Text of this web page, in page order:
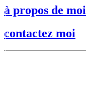
à propos de moi
contactez moi